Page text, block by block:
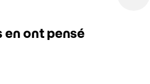
en ont pensé